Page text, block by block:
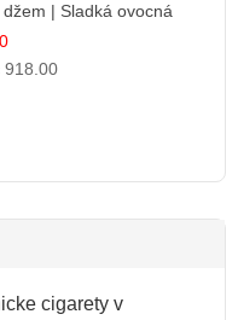
džem | Sladká ovocná
918.00
cigarety v